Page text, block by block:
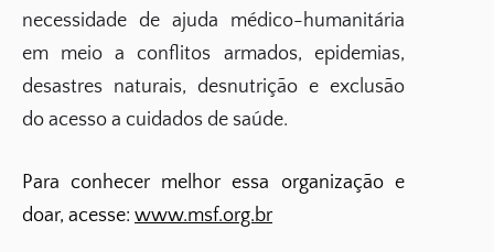
necessidade de ajuda médico-humanitária
em meio a conflitos armados, epidemias,
desastres naturais, desnutrição e exclusão
do acesso a cuidados de saúde.
Para conhecer melhor essa organização e
doar, acesse: www.msf.org.br